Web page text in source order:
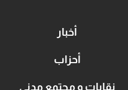
أخبار
أحزاب
نقابات و مجتمع مدني